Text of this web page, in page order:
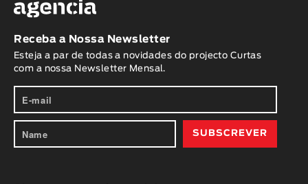
Receba a Nossa Newsletter
Esteja a par de todas a novidades do projecto Curtas
com a nossa Newsletter Mensal.